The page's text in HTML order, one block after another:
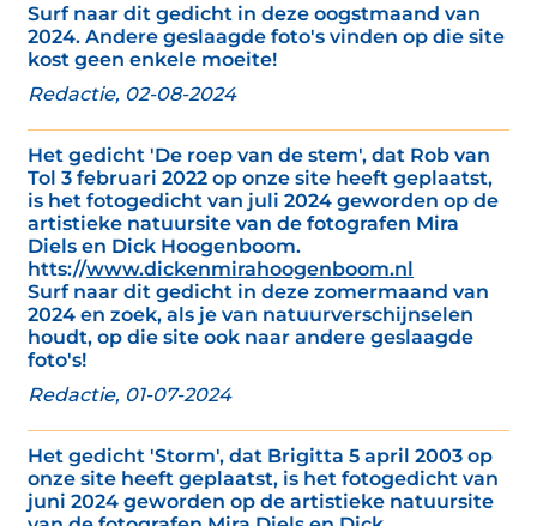
Surf naar dit gedicht in deze oogstmaand van
2024. Andere geslaagde foto's vinden op die site
kost geen enkele moeite!
Redactie, 02-08-2024
Het gedicht 'De roep van de stem', dat Rob van
Tol 3 februari 2022 op onze site heeft geplaatst,
is het fotogedicht van juli 2024 geworden op de
artistieke natuursite van de fotografen Mira
Diels en Dick Hoogenboom.
htts://www.dickenmirahoogenboom.nl
Surf naar dit gedicht in deze zomermaand van
2024 en zoek, als je van natuurverschijnselen
houdt, op die site ook naar andere geslaagde
foto's!
Redactie, 01-07-2024
Het gedicht 'Storm', dat Brigitta 5 april 2003 op
onze site heeft geplaatst, is het fotogedicht van
juni 2024 geworden op de artistieke natuursite